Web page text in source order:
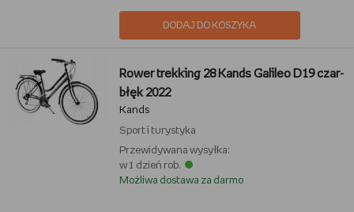
DODAJ DO KOSZYKA
Rower trekking 28 Kands Galileo D19 czar-
błęk 2022
Kands
Sport i turystyka
Przewidywana wysyłka:
w 1 dzień rob.
Możliwa dostawa za darmo